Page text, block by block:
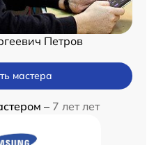
Петров
мастера
– 7 лет лет